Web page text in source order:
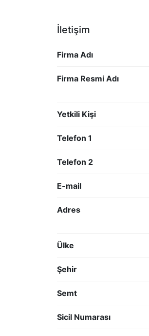
İletişim
Firma Adı
Firma Resmi Adı
Yetkili Kişi
Telefon 1
Telefon 2
E-mail
Adres
Ülke
Şehir
Semt
Sicil Numarası